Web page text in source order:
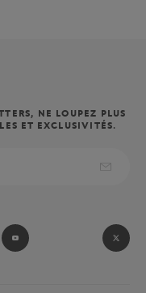
NE LOUPEZ PLUS
ET EXCLUSIVITÉS.